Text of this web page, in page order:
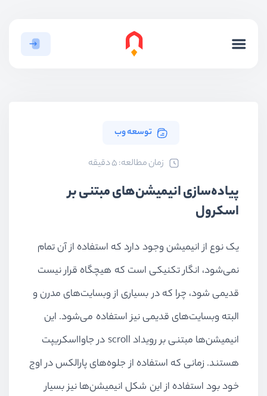
توسعه وب
ﺯﻣﺎﻥ ﻣﻄﺎﻟﻌﻪ: 5 دقیقه
پیاده‌سازی انیمیشن‌های مبتنی بر
اسکرول
یک نوع از انیمیشن وجود دارد که استفاده از آن تمام
نمی‌شود، انگار تکنیکی است که هیچگاه قرار نیست
قدیمی شود، چرا که در بسیاری از وبسایت‌های مدرن و
البته وبسایت‌های قدیمی نیز استفاده می‌شود. این
انیمیشن‌ها مبتنی بر رویداد scroll در جاوااسکریپت
هستند. زمانی که استفاده از جلوه‌های پارالکس در اوج
خود بود استفاده از این شکل انیمیشن‌ها نیز بسیار